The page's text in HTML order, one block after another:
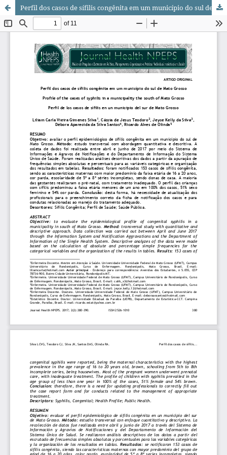
Perfil dos casos de sífilis congênita em um município do sul de Mato Grosso / Profile of the cases of syphilis in a municipality the south of Mato Grosso / Perfil de los casos de sífilis en un municipio del sur de Mato Grosso